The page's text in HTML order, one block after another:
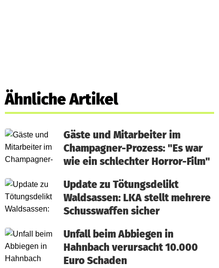
Ähnliche Artikel
Gäste und Mitarbeiter im
Champagner-Prozess: "Es war
wie ein schlechter Horror-Film"
Update zu Tötungsdelikt
Waldsassen: LKA stellt mehrere
Schusswaffen sicher
Unfall beim Abbiegen in
Hahnbach verursacht 10.000
Euro Schaden